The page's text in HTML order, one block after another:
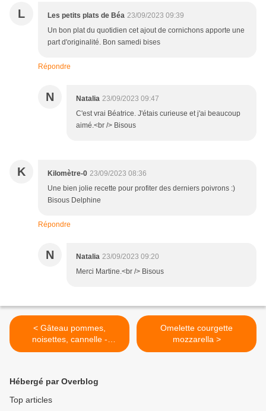
L Les petits plats de Béa 23/09/2023 09:39
Un bon plat du quotidien cet ajout de cornichons apporte une
part d'originalité. Bon samedi bises
Répondre
N Natalia 23/09/2023 09:47
C'est vrai Béatrice. J'étais curieuse et j'ai beaucoup
aimé.<br /> Bisous
K Kilomètre-0 23/09/2023 08:36
Une bien jolie recette pour profiter des derniers poivrons :)
Bisous Delphine
Répondre
N Natalia 23/09/2023 09:20
Merci Martine.<br /> Bisous
< Gâteau pommes,
noisettes, cannelle -
Recette en vidéo
Omelette courgette
mozzarella >
Hébergé par Overblog
Top articles